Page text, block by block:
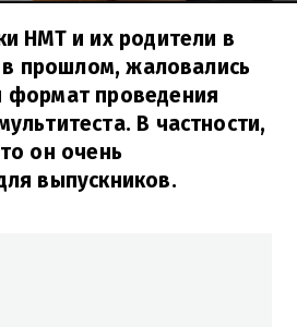
НМТ и их родители в
в прошлом, жаловались
формат проведения
В частности,
он очень
выпускников.